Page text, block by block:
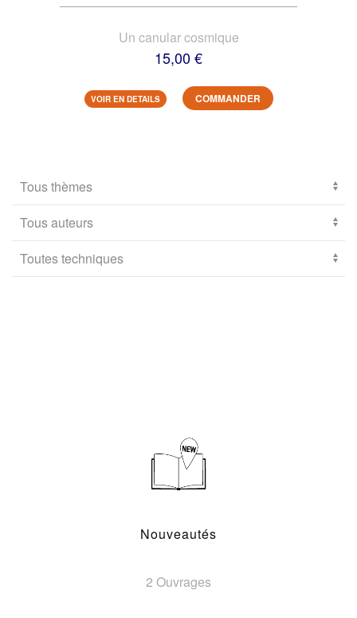
Un canular cosmique
15,00 €
VOIR EN DETAILS COMMANDER
Nouveautés
2 Ouvrages